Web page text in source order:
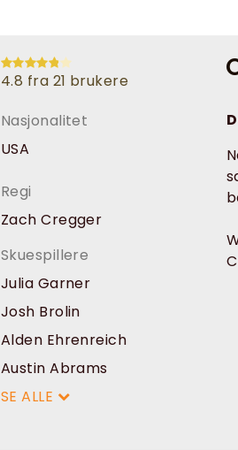
4.8 fra 21 brukere
Nasjonalitet
USA
Regi
Zach Cregger
Skuespillere
Julia Garner
Josh Brolin
Alden Ehrenreich
Austin Abrams
SE ALLE